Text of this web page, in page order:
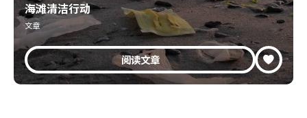
海滩清洁行动
文章
阅读文章